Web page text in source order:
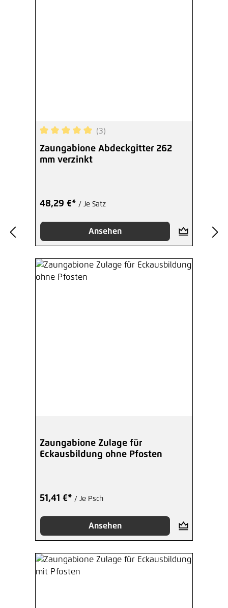
Durchschnittliche Bewertung von 5 von 5
(3)
Zaungabione Abdeckgitter 262
mm verzinkt
48,29 €* / Je Satz
Ansehen
Zaungabione Zulage für
Eckausbildung ohne Pfosten
51,41 €* / Je Psch
Ansehen